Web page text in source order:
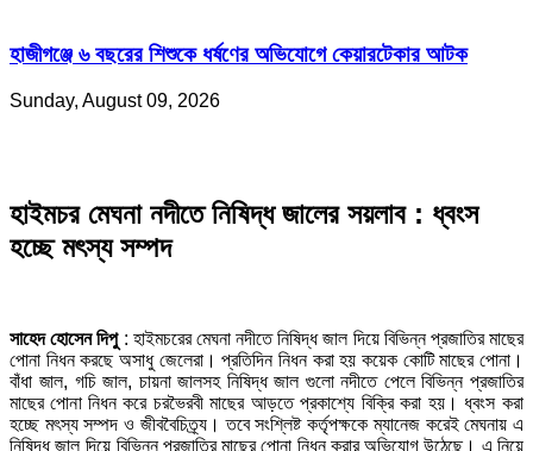
হাজীগঞ্জে ৬ বছরের শিশুকে ধর্ষণের অভিযোগে কেয়ারটেকার আটক
Sunday, August 09, 2026
হাইমচর মেঘনা নদীতে নিষিদ্ধ জালের সয়লাব : ধ্বংস
হচ্ছে মৎস্য সম্পদ
সাহেদ হোসেন দিপু: হাইমচরের মেঘনা নদীতে নিষিদ্ধ জাল দিয়ে বিভিন্ন প্রজাতির মাছের
পোনা নিধন করছে অসাধু জেলেরা। প্রতিদিন নিধন করা হয় কয়েক কোটি মাছের পোনা।
বাঁধা জাল, গচি জাল, চায়না জালসহ নিষিদ্ধ জাল গুলো নদীতে পেলে বিভিন্ন প্রজাতির
মাছের পোনা নিধন করে চরভৈরবী মাছের আড়তে প্রকাশ্যে বিক্রি করা হয়। ধ্বংস করা
হচ্ছে মৎস্য সম্পদ ও জীববৈচিত্র্য। তবে সংশ্লিষ্ট কর্তৃপক্ষকে ম্যানেজ করেই মেঘনায় এ
নিষিদ্ধ জাল দিয়ে বিভিন্ন প্রজাতির মাছের পোনা নিধন করার অভিযোগ উঠেছে। এ নিয়ে